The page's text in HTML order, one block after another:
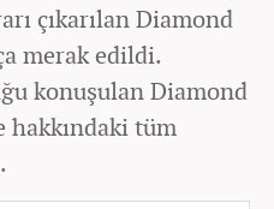
çıkarılan Diamond
merak edildi.
konuşulan Diamond
hakkındaki tüm